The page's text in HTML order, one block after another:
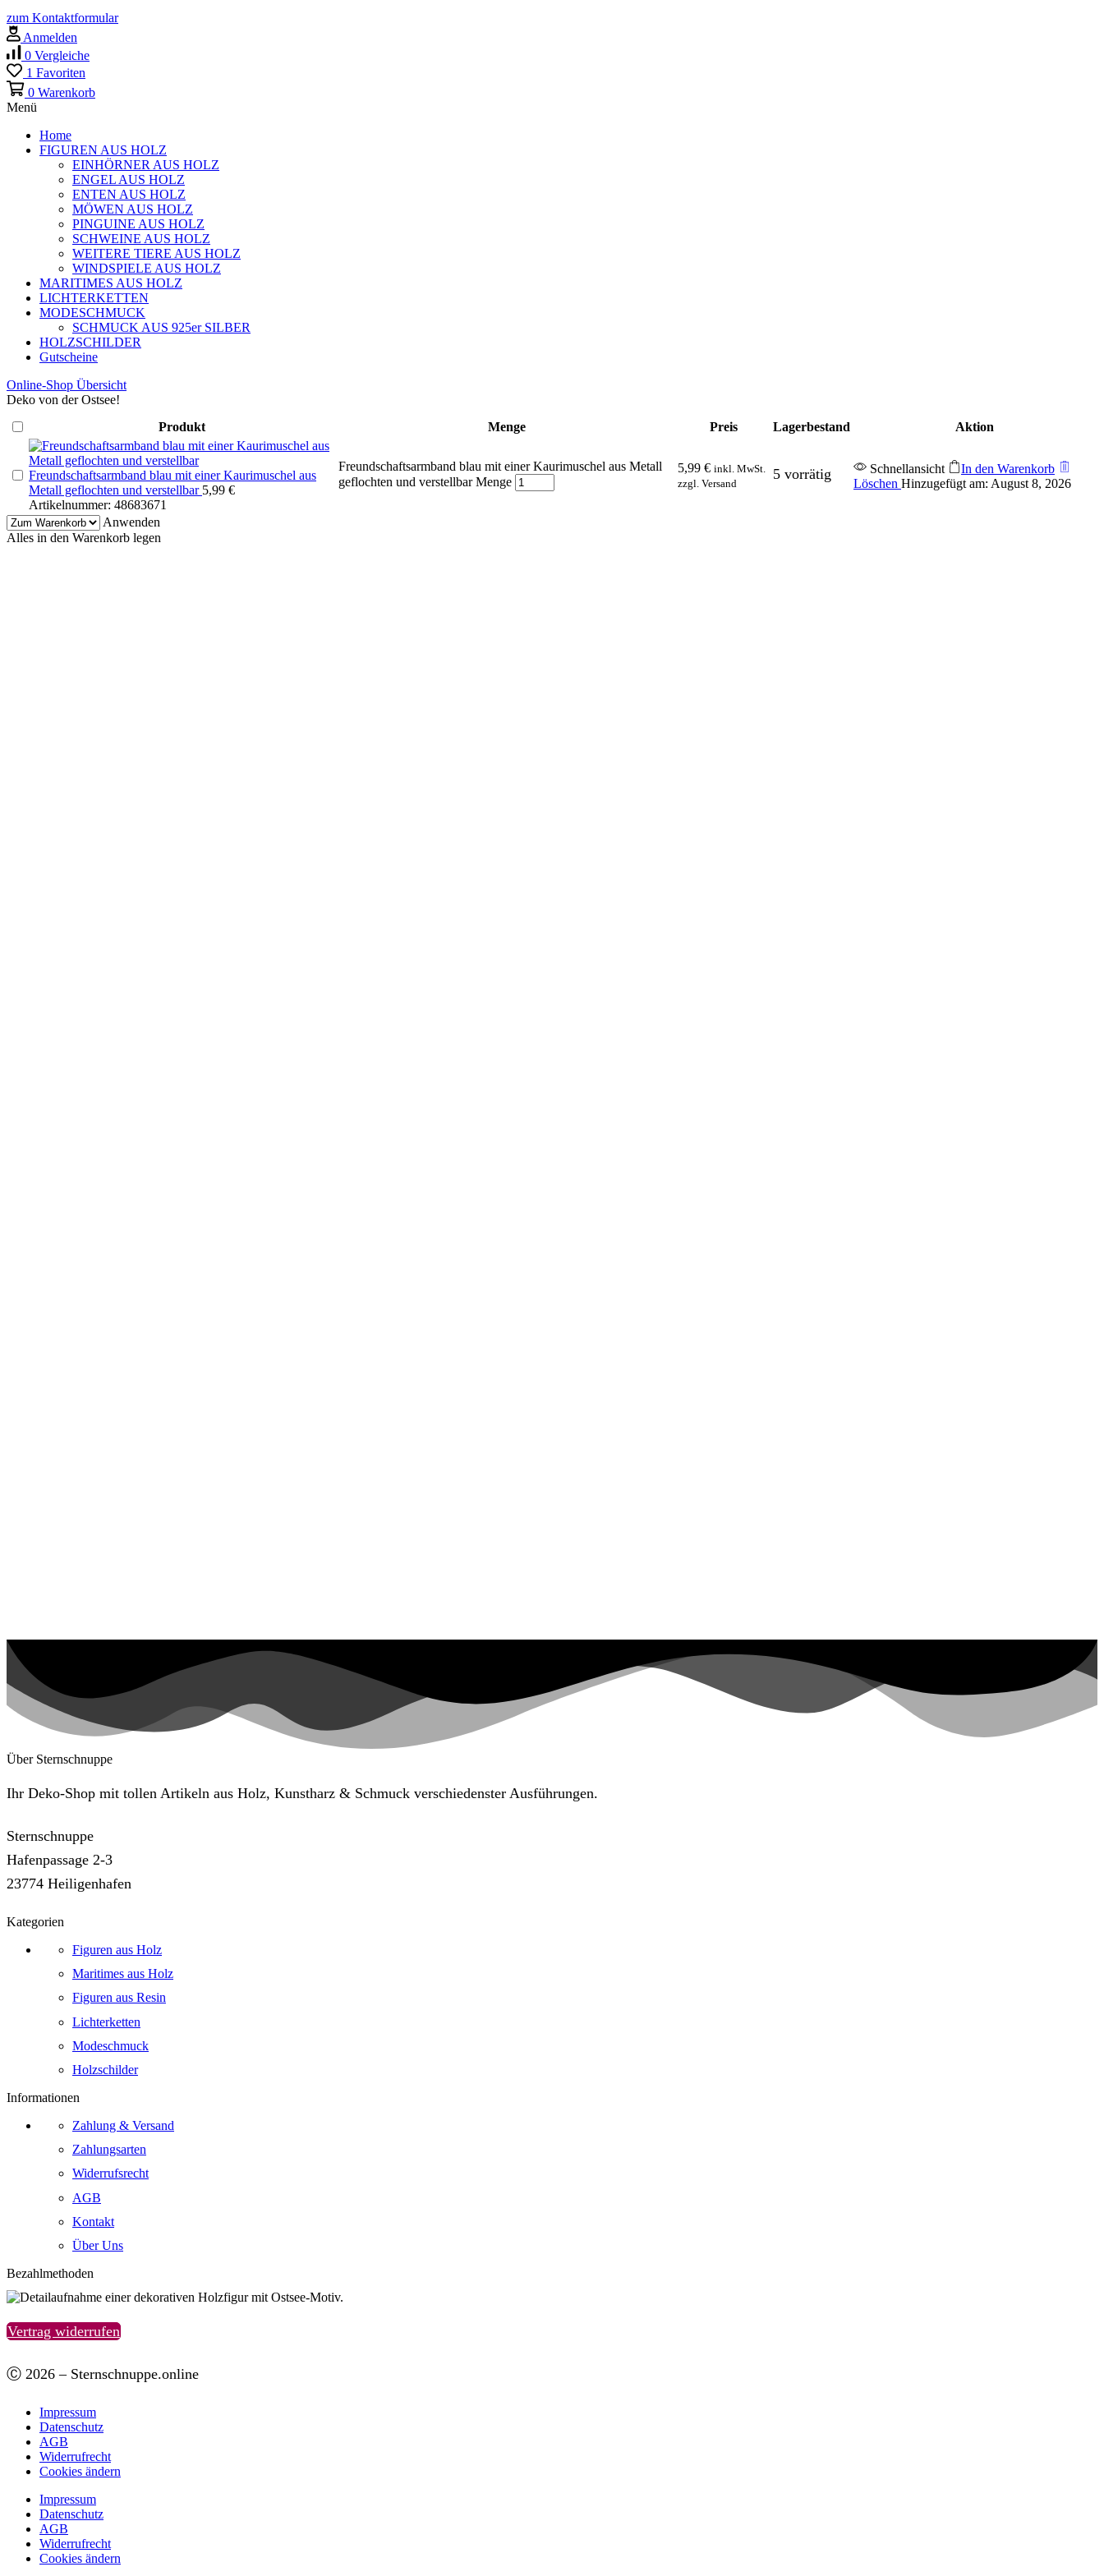
zum Kontaktformular
Anmelden
0 Vergleiche
1 Favoriten
0 Warenkorb
Menü
Home
FIGUREN AUS HOLZ
EINHÖRNER AUS HOLZ
ENGEL AUS HOLZ
ENTEN AUS HOLZ
MÖWEN AUS HOLZ
PINGUINE AUS HOLZ
SCHWEINE AUS HOLZ
WEITERE TIERE AUS HOLZ
WINDSPIELE AUS HOLZ
MARITIMES AUS HOLZ
LICHTERKETTEN
MODESCHMUCK
SCHMUCK AUS 925er SILBER
HOLZSCHILDER
Gutscheine
Online-Shop Übersicht
Deko von der Ostsee!
Produkt
Menge Preis Lagerbestand Aktion
Freundschaftsarmband blau mit einer Kaurimuschel aus
Metall geflochten und verstellbar 5,99 €
Artikelnummer: 48683671
Freundschaftsarmband blau mit einer Kaurimuschel aus Metall
geflochten und verstellbar Menge
5,99 € inkl. MwSt.
zzgl. Versand
5 vorrätig Schnellansicht
In den Warenkorb
Löschen Hinzugefügt am: August 8, 2026
Anwenden
Alles in den Warenkorb legen
Über Sternschnuppe
Ihr Deko-Shop mit tollen Artikeln aus Holz, Kunstharz & Schmuck verschiedenster Ausführungen.
Sternschnuppe
Hafenpassage 2-3
23774 Heiligenhafen
Kategorien
Figuren aus Holz
Maritimes aus Holz
Figuren aus Resin
Lichterketten
Modeschmuck
Holzschilder
Informationen
Zahlung & Versand
Zahlungsarten
Widerrufsrecht
AGB
Kontakt
Über Uns
Bezahlmethoden
Vertrag widerrufen
Ⓒ 2026 – Sternschnuppe.online
Impressum
Datenschutz
AGB
Widerrufrecht
Cookies ändern
Impressum
Datenschutz
AGB
Widerrufrecht
Cookies ändern